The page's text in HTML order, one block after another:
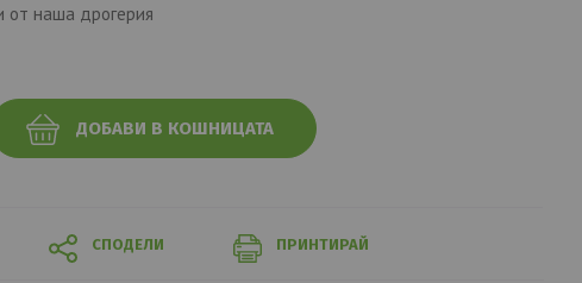
от наша дрогерия
ДОБАВИ В КОШНИЦАТА
СПОДЕЛИ ПРИНТИРАЙ